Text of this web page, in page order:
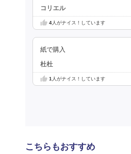
コリエル
4人がナイス！しています
紙で購入
杜杜
1 人がナイス！しています
こちらもおすすめ